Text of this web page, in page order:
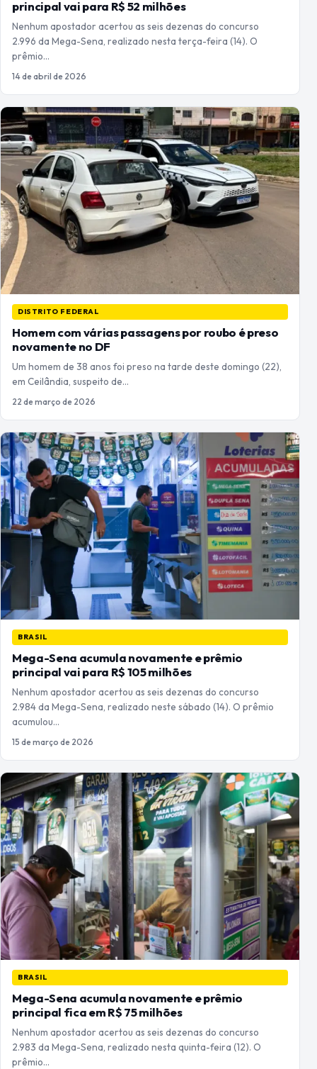
principal vai para R$ 52 milhões
Nenhum apostador acertou as seis dezenas do concurso
2.996 da Mega-Sena, realizado nesta terça-feira (14). O
prêmio…
14 de abril de 2026
DISTRITO FEDERAL
Homem com várias passagens por roubo é preso
novamente no DF
Um homem de 38 anos foi preso na tarde deste domingo (22),
em Ceilândia, suspeito de…
22 de março de 2026
BRASIL
Mega-Sena acumula novamente e prêmio
principal vai para R$ 105 milhões
Nenhum apostador acertou as seis dezenas do concurso
2.984 da Mega-Sena, realizado neste sábado (14). O prêmio
acumulou…
15 de março de 2026
BRASIL
Mega-Sena acumula novamente e prêmio
principal fica em R$ 75 milhões
Nenhum apostador acertou as seis dezenas do concurso
2.983 da Mega-Sena, realizado nesta quinta-feira (12). O
prêmio…